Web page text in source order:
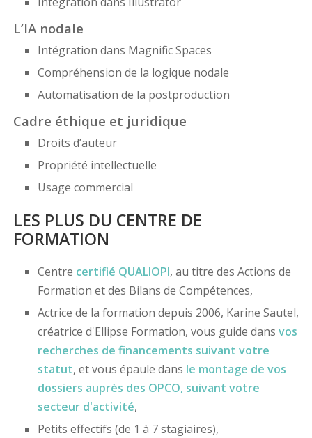
L’IA nodale
Intégration dans Magnific Spaces
Compréhension de la logique nodale
Automatisation de la postproduction
Cadre éthique et juridique
Droits d’auteur
Propriété intellectuelle
Usage commercial
LES PLUS DU CENTRE DE
FORMATION
Centre certifié QUALIOPI, au titre des Actions de
Formation et des Bilans de Compétences,
Actrice de la formation depuis 2006, Karine Sautel,
créatrice d'Ellipse Formation, vous guide dans vos
recherches de financements suivant votre
statut, et vous épaule dans le montage de vos
dossiers auprès des OPCO, suivant votre
secteur d'activité,
Petits effectifs (de 1 à 7 stagiaires),